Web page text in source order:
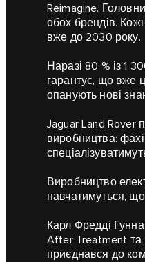
Reimagine.
обох брендів.
вже до 2030 року.
Наразі 80 % із 1
гарантує, що вже
опанують нові
Jaguar Land Rover
виробництва:
Виробництво
навчатимуться,
Карл Фредді
After Treatment та
приєднався до